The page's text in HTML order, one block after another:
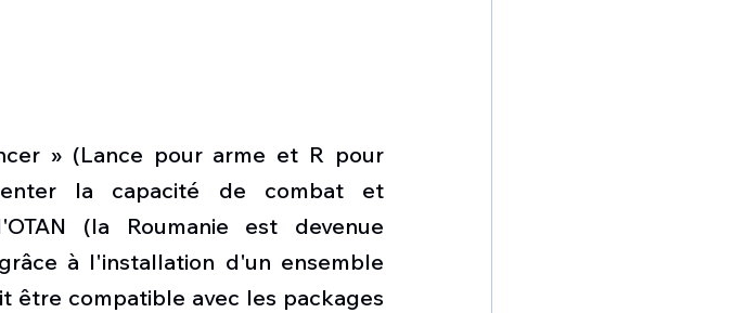
» (Lance pour arme et R pour
la capacité de combat et
(la Roumanie est devenue
à l'installation d'un ensemble
être compatible avec les packages